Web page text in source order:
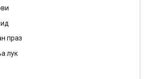
праз
лук